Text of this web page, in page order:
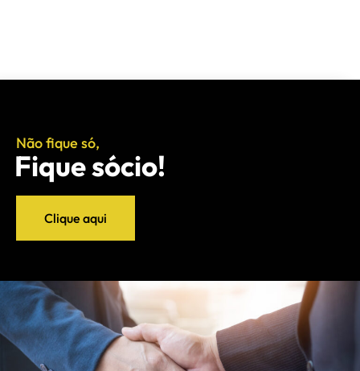
Não fique só,
Fique sócio!
Clique aqui